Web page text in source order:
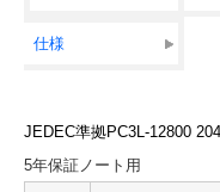
仕様
JEDEC準拠PC3L-12800
5年保証ノート用